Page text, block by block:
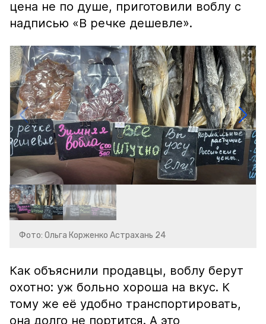
цена не по душе, приготовили воблу с
надписью «В речке дешевле».
Фото: Ольга Корженко Астрахань 24
Как объяснили продавцы, воблу берут
охотно: уж больно хороша на вкус. К
тому же её удобно транспортировать,
она долго не портится. А это